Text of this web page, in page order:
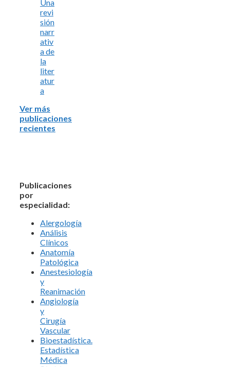
Una
revi
sión
narr
ativ
a de
la
liter
atur
a
Ver más
publicaciones
recientes
Publicaciones
por
especialidad:
Alergología
Análisis
Clínicos
Anatomía
Patológica
Anestesiología
y
Reanimación
Angiología
y
Cirugía
Vascular
Bioestadística.
Estadística
Médica